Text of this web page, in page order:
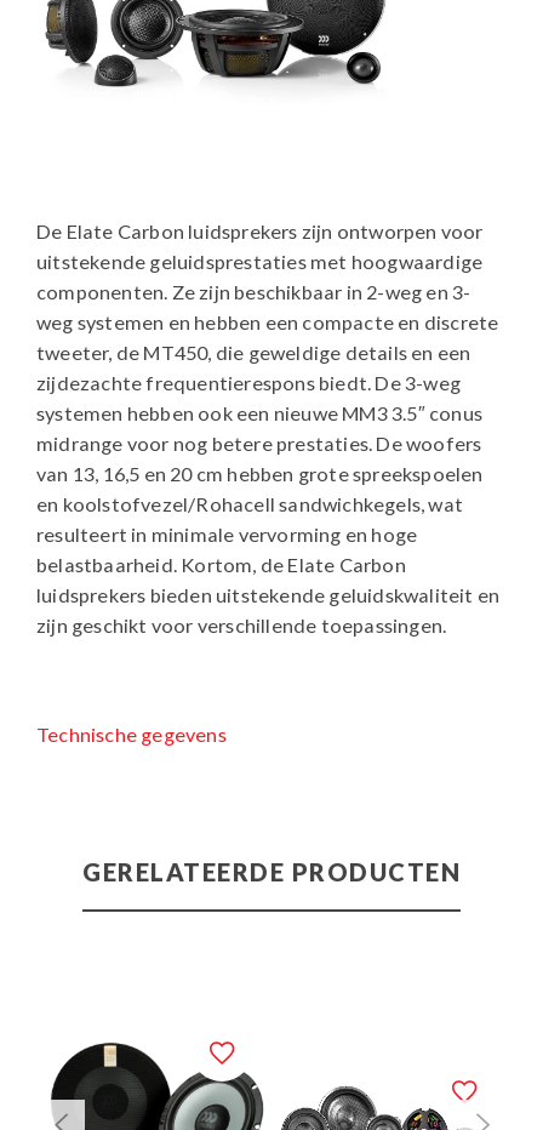
De Elate Carbon luidsprekers zijn ontworpen voor
uitstekende geluidsprestaties met hoogwaardige
componenten. Ze zijn beschikbaar in 2-weg en 3-
weg systemen en hebben een compacte en discrete
tweeter, de MT450, die geweldige details en een
zijdezachte frequentierespons biedt. De 3-weg
systemen hebben ook een nieuwe MM3 3.5″ conus
midrange voor nog betere prestaties. De woofers
van 13, 16,5 en 20 cm hebben grote spreekspoelen
en koolstofvezel/Rohacell sandwichkegels, wat
resulteert in minimale vervorming en hoge
belastbaarheid. Kortom, de Elate Carbon
luidsprekers bieden uitstekende geluidskwaliteit en
zijn geschikt voor verschillende toepassingen.
Technische gegevens
GERELATEERDE PRODUCTEN